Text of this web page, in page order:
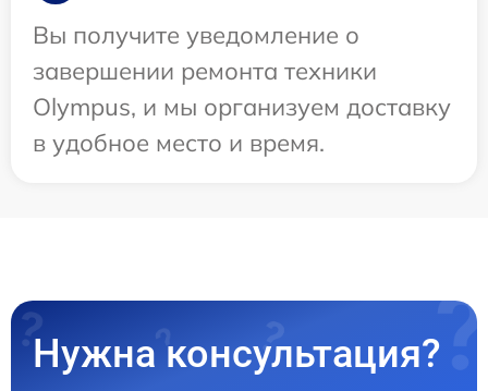
Вы получите уведомление о
завершении ремонта техники
Olympus, и мы организуем доставку
в удобное место и время.
Нужна консультация?